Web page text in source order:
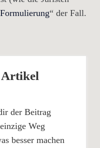
“ der Fall.
Artikel
der Beitrag
Weg
besser machen